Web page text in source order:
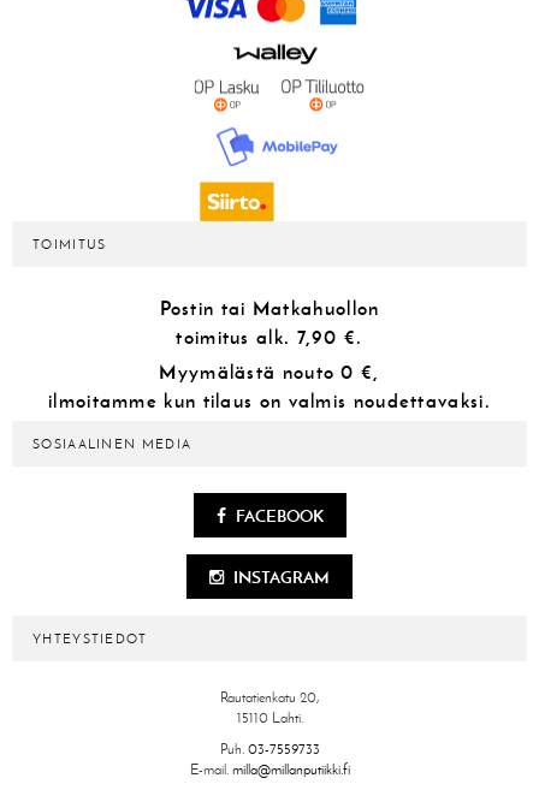
TOIMITUS
Postin tai Matkahuollon
toimitus alk. 7,90 €.
Myymälästä nouto 0 €,
ilmoitamme kun tilaus on valmis noudettavaksi.
SOSIAALINEN MEDIA
FACEBOOK
INSTAGRAM
YHTEYSTIEDOT
Rautatienkatu 20,
15110 Lahti.
Puh. 03-7559733
E-mail. milla@millanputiikki.fi